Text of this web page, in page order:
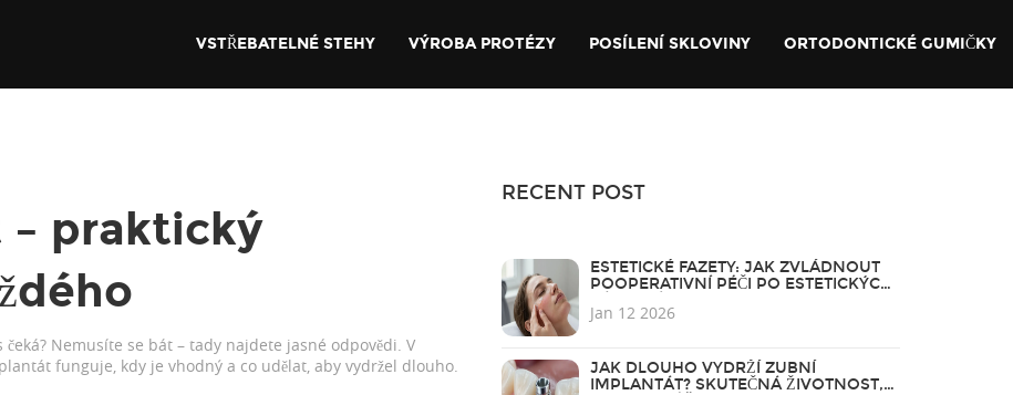
VSTŘEBATELNÉ STEHY VÝROBA PROTÉZY POSÍLENÍ SKLOVINY ORTODONTICKÉ GUMIČKY
praktický
Nemusíte se bát – tady najdete jasné odpovědi. V
funguje, kdy je vhodný a co udělat, aby vydržel dlouho.
RECENT POST
ESTETICKÉ FAZETY: JAK ZVLÁDNOUT
POOPERATIVNÍ PÉČI PO ESTETICKÝCH
Jan 12 2026
JAK DLOUHO VYDRŽÍ ZUBNÍ
IMPLANTÁT? SKUTEČNÁ ŽIVOTNOST,